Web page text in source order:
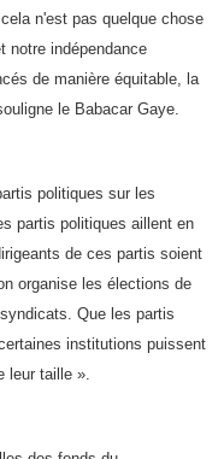
n'est pas quelque chose
notre indépendance
de manière équitable, la
le Babacar Gaye.
politiques sur les
partis politiques aillent en
de ces partis soient
organise les élections de
Que les partis
institutions puissent
leur taille ».